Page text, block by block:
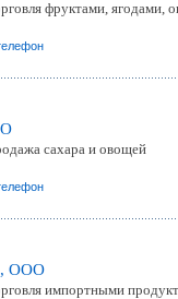
фруктами, ягодами,
сахара и овощей
ООО
импортными